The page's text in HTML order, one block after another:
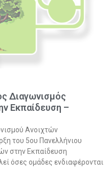
Διαγωνισμός
Εκπαίδευση –
Ανοιχτών
του 5ου Πανελλήνιου
στην Εκπαίδευση
όσες ομάδες ενδιαφέρονται